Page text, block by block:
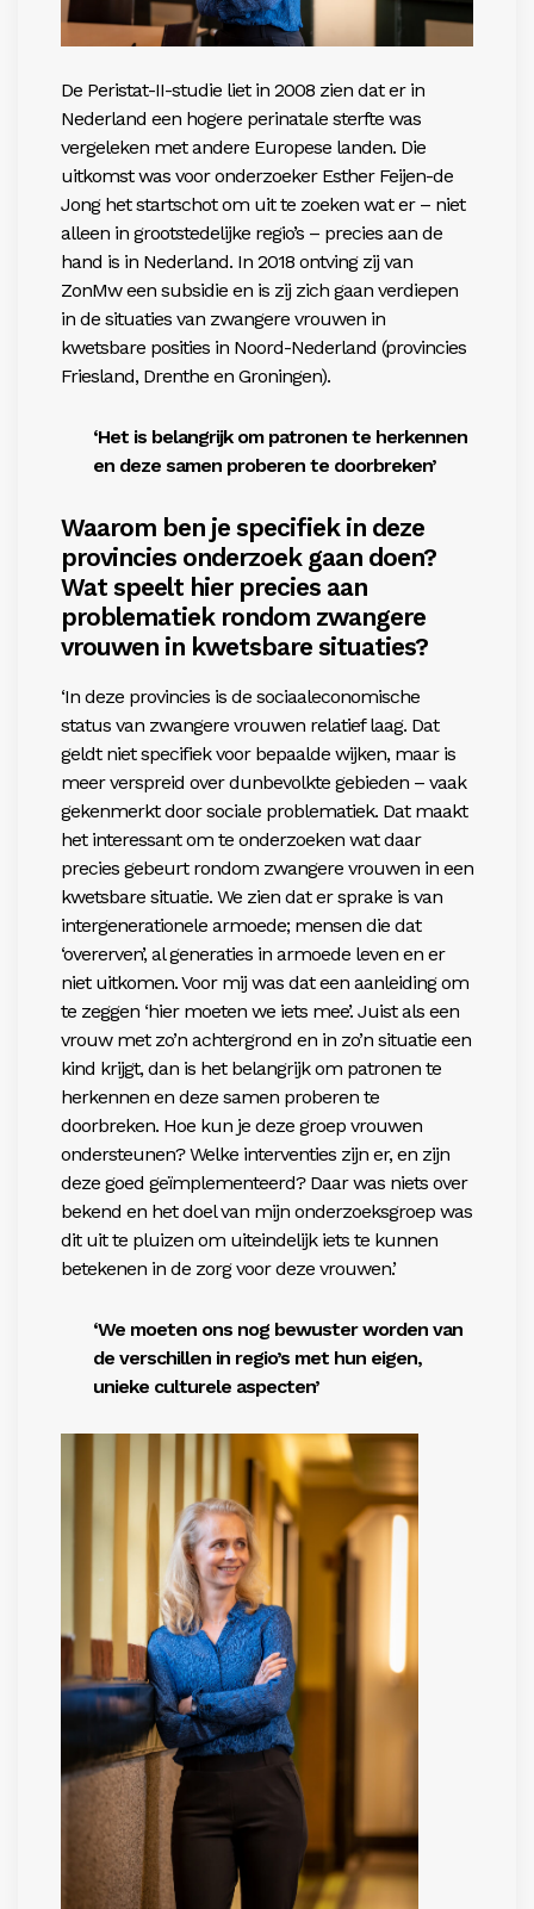
De Peristat-II-studie liet in 2008 zien dat er in
Nederland een hogere perinatale sterfte was
vergeleken met andere Europese landen. Die
uitkomst was voor onderzoeker Esther Feijen-de
Jong het startschot om uit te zoeken wat er – niet
alleen in grootstedelijke regio’s – precies aan de
hand is in Nederland. In 2018 ontving zij van
ZonMw een subsidie en is zij zich gaan verdiepen
in de situaties van zwangere vrouwen in
kwetsbare posities in Noord-Nederland (provincies
Friesland, Drenthe en Groningen).
‘Het is belangrijk om patronen te herkennen
en deze samen proberen te doorbreken’
Waarom ben je specifiek in deze
provincies onderzoek gaan doen?
Wat speelt hier precies aan
problematiek rondom zwangere
vrouwen in kwetsbare situaties?
‘In deze provincies is de sociaaleconomische
status van zwangere vrouwen relatief laag. Dat
geldt niet specifiek voor bepaalde wijken, maar is
meer verspreid over dun­bevolkte gebieden – vaak
gekenmerkt door sociale problematiek. Dat maakt
het interessant om te onderzoeken wat daar
precies gebeurt rondom zwangere vrouwen in een
kwetsbare situatie. We zien dat er sprake is van
inter­generationele armoede; mensen die dat
‘overerven’, al generaties in armoede leven en er
niet uitkomen. Voor mij was dat een aanleiding om
te zeggen ‘hier moeten we iets mee’. Juist als een
vrouw met zo’n achtergrond en in zo’n situatie een
kind krijgt, dan is het belangrijk om patronen te
herkennen en deze samen proberen te
doorbreken. Hoe kun je deze groep vrouwen
ondersteunen? Welke interventies zijn er, en zijn
deze goed geïmplementeerd? Daar was niets over
bekend en het doel van mijn onderzoeksgroep was
dit uit te pluizen om uiteindelijk iets te ­kunnen
betekenen in de zorg voor deze vrouwen.’
‘We moeten ons nog bewuster worden van
de verschillen in regio’s met hun eigen,
unieke culturele aspecten’